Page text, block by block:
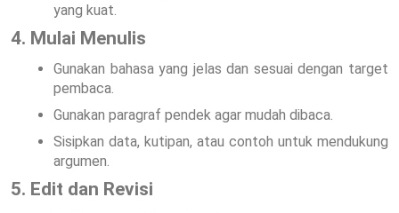
yang kuat.
4. Mulai Menulis
Gunakan bahasa yang jelas dan sesuai dengan target
pembaca.
Gunakan paragraf pendek agar mudah dibaca.
Sisipkan data, kutipan, atau contoh untuk mendukung
argumen.
5. Edit dan Revisi